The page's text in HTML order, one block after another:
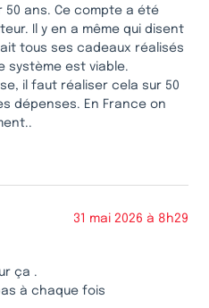
50 ans. Ce compte a été
Il y en a même qui disent
tous ses cadeaux réalisés
système est viable.
il faut réaliser cela sur 50
dépenses. En France on
31 mai 2026 à 8h29
ça .
à chaque fois